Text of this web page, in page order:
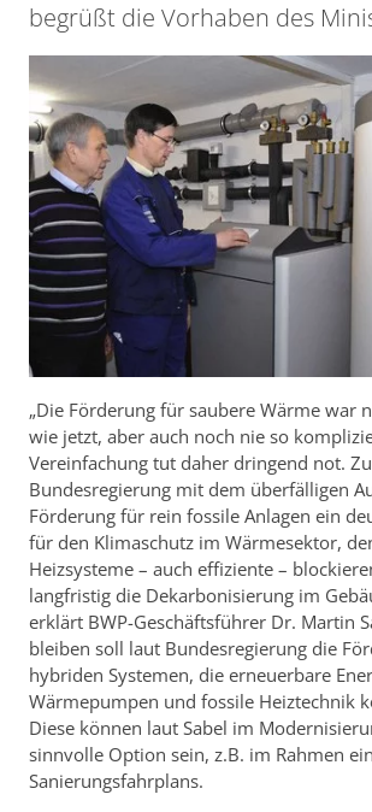
begrüßt die Vorhaben des
„Die Förderung für saubere Wärme war
wie jetzt, aber auch noch nie so
Vereinfachung tut daher dringend not.
Bundesregierung mit dem überfälligen
Förderung für rein fossile Anlagen ein
für den Klimaschutz im Wärmesektor,
Heizsysteme – auch effiziente –
langfristig die Dekarbonisierung im
erklärt BWP-Geschäftsführer Dr. Martin
bleiben soll laut Bundesregierung die
hybriden Systemen, die erneuerbare
Wärmepumpen und fossile Heiztechnik
Diese können laut Sabel im
sinnvolle Option sein, z.B. im Rahmen
Sanierungsfahrplans.